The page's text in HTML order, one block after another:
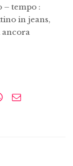
– tempo :
in jeans,